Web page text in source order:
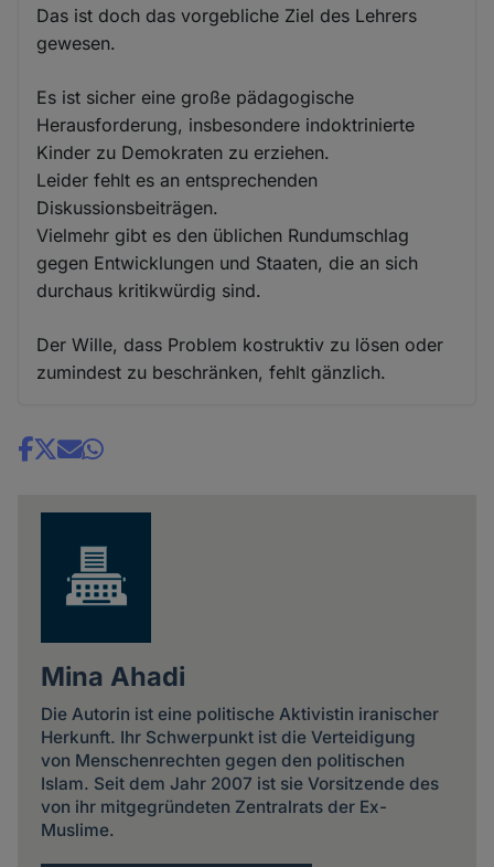
Das ist doch das vorgebliche Ziel des Lehrers
gewesen.
Es ist sicher eine große pädagogische
Herausforderung, insbesondere indoktrinierte
Kinder zu Demokraten zu erziehen.
Leider fehlt es an entsprechenden
Diskussionsbeiträgen.
Vielmehr gibt es den üblichen Rundumschlag
gegen Entwicklungen und Staaten, die an sich
durchaus kritikwürdig sind.
Der Wille, dass Problem kostruktiv zu lösen oder
zumindest zu beschränken, fehlt gänzlich.
Share
Mina Ahadi
Die Autorin ist eine politische Aktivistin iranischer
Herkunft. Ihr Schwerpunkt ist die Verteidigung
von Menschenrechten gegen den politischen
Islam. Seit dem Jahr 2007 ist sie Vorsitzende des
von ihr mitgegründeten Zentralrats der Ex-
Muslime.